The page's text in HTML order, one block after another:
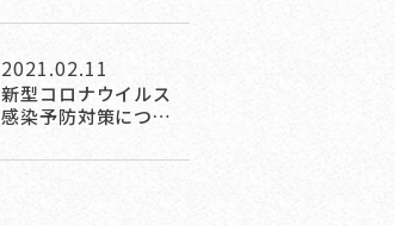
2021.02.11
新型コロナウイルス
感染予防対策につ…